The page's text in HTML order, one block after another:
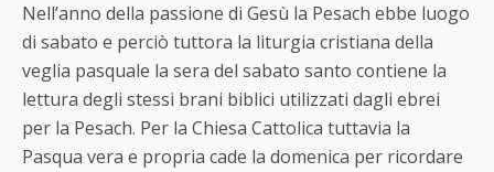
Nell’anno della passione di Gesù la Pesach ebbe luogo
di sabato e perciò tuttora la liturgia cristiana della
veglia pasquale la sera del sabato santo contiene la
lettura degli stessi brani biblici utilizzati dagli ebrei
per la Pesach. Per la Chiesa Cattolica tuttavia la
Pasqua vera e propria cade la domenica per ricordare